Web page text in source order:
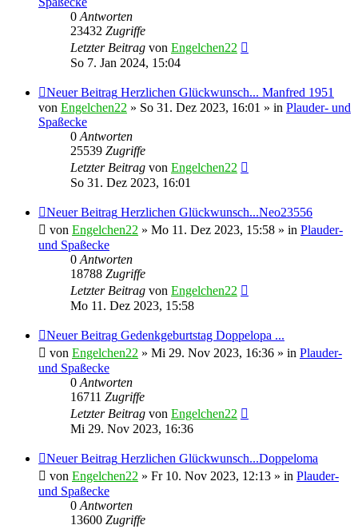
0Antworten
23432 Zugriffe
Letzter Beitrag von Engelchen22
So 7. Jan 2024, 15:04
Neuer Beitrag Herzlichen Glückwunsch... Manfred 1951
von Engelchen22 » So 31. Dez 2023, 16:01 » in Plauder- und
Spaßecke
0Antworten
25539 Zugriffe
Letzter Beitrag von Engelchen22
So 31. Dez 2023, 16:01
Neuer Beitrag Herzlichen Glückwunsch...Neo23556
von Engelchen22 » Mo 11. Dez 2023, 15:58 » in Plauder-
und Spaßecke
0Antworten
18788 Zugriffe
Letzter Beitrag von Engelchen22
Mo 11. Dez 2023, 15:58
Neuer Beitrag Gedenkgeburtstag Doppelopa ...
von Engelchen22 » Mi 29. Nov 2023, 16:36 » in Plauder-
und Spaßecke
0Antworten
16711 Zugriffe
Letzter Beitrag von Engelchen22
Mi 29. Nov 2023, 16:36
Neuer Beitrag Herzlichen Glückwunsch...Doppeloma
von Engelchen22 » Fr 10. Nov 2023, 12:13 » in Plauder-
und Spaßecke
0Antworten
13600 Zugriffe